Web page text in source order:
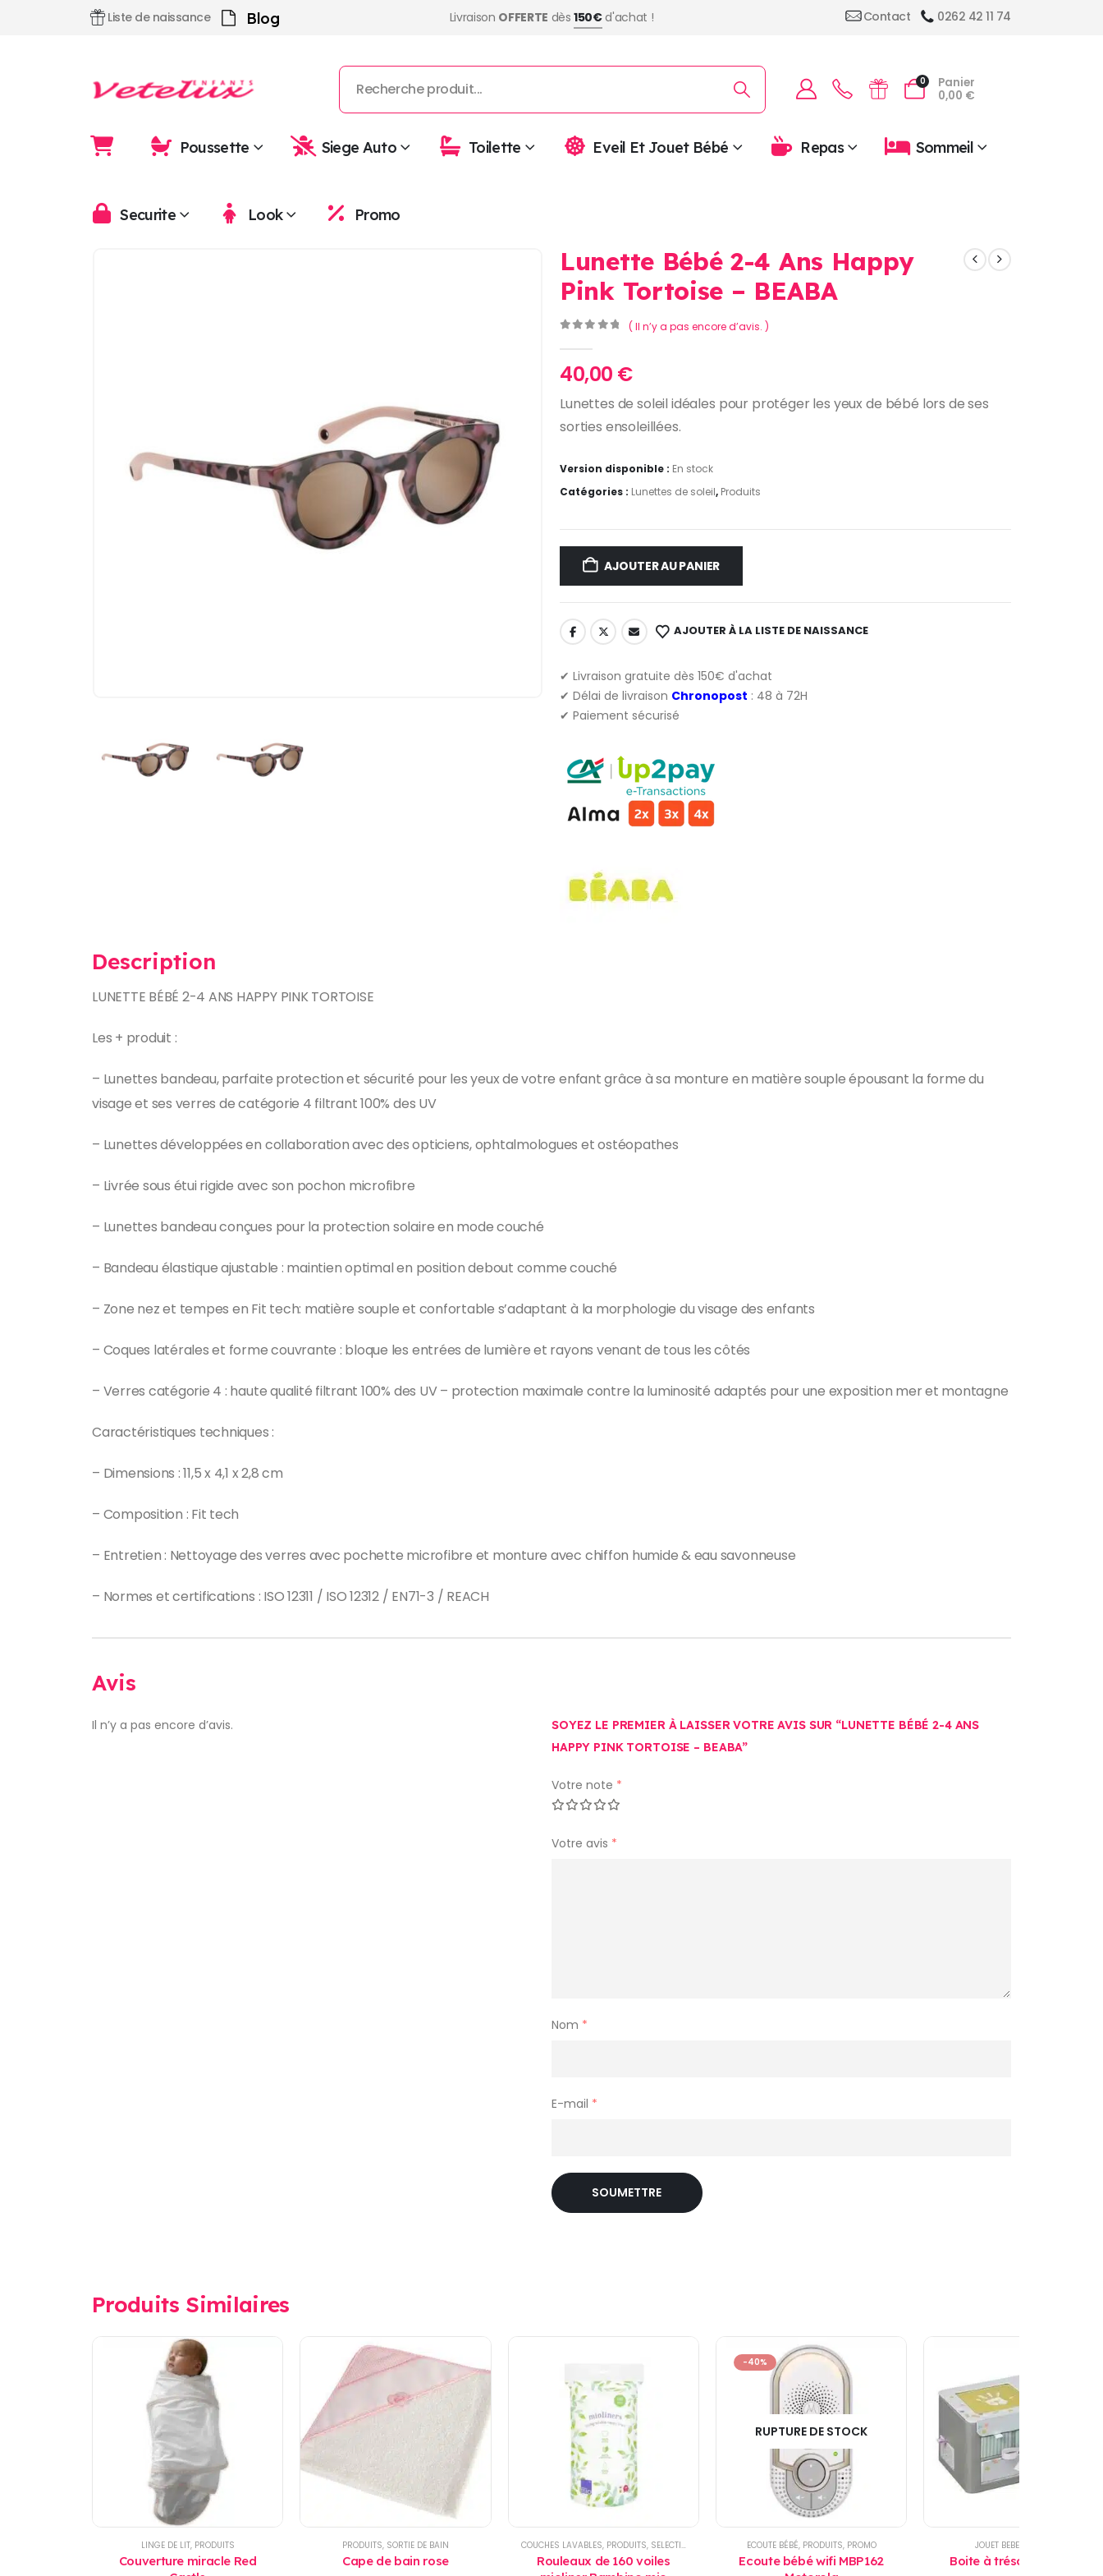
Liste de naissance Blog Livraison OFFERTE dès150€d'achat ! Contact 0262 42 11 74
0
Panier
0,00 €
Poussette Siege Auto Toilette Eveil Et Jouet Bébé Repas Sommeil
Securite Look Promo
Lunette Bébé 2-4 Ans Happy
Pink Tortoise – BEABA
( Il n’y a pas encore d’avis. )
40,00 €
Lunettes de soleil idéales pour protéger les yeux de bébé lors de ses
sorties ensoleillées.
Version disponible : En stock
Catégories : Lunettes de soleil, Produits
AJOUTER AU PANIER
AJOUTER À LA LISTE DE NAISSANCE
✔ Livraison gratuite dès 150€ d'achat
✔ Délai de livraison Chronopost : 48 à 72H
✔ Paiement sécurisé
Description
LUNETTE BÉBÉ 2-4 ANS HAPPY PINK TORTOISE
Les + produit :
– Lunettes bandeau, parfaite protection et sécurité pour les yeux de votre enfant grâce à sa monture en matière souple épousant la forme du
visage et ses verres de catégorie 4 filtrant 100% des UV
– Lunettes développées en collaboration avec des opticiens, ophtalmologues et ostéopathes
– Livrée sous étui rigide avec son pochon microfibre
– Lunettes bandeau conçues pour la protection solaire en mode couché
– Bandeau élastique ajustable : maintien optimal en position debout comme couché
– Zone nez et tempes en Fit tech: matière souple et confortable s’adaptant à la morphologie du visage des enfants
– Coques latérales et forme couvrante : bloque les entrées de lumière et rayons venant de tous les côtés
– Verres catégorie 4 : haute qualité filtrant 100% des UV – protection maximale contre la luminosité adaptés pour une exposition mer et montagne
Caractéristiques techniques :
– Dimensions : 11,5 x 4,1 x 2,8 cm
– Composition : Fit tech
– Entretien : Nettoyage des verres avec pochette microfibre et monture avec chiffon humide & eau savonneuse
– Normes et certifications : ISO 12311 / ISO 12312 / EN71-3 / REACH
Avis
Il n’y a pas encore d’avis.
SOYEZ LE PREMIER À LAISSER VOTRE AVIS SUR “LUNETTE BÉBÉ 2-4 ANS
HAPPY PINK TORTOISE – BEABA”
Votre note *
Votre avis *
Nom *
E-mail *
Produits Similaires
LINGE DE LIT, PRODUITS
Couverture miracle Red
PRODUITS, SORTIE DE BAIN
Cape de bain rose
COUCHES LAVABLES, PRODUITS, SELECTIONS
Rouleaux de 160 voiles
-40%
RUPTURE DE STOCK
ECOUTE BÉBÉ, PRODUITS, PROMO
Ecoute bébé wifi MBP162
JOUET BEBE,
Boite à trésors Baby Art